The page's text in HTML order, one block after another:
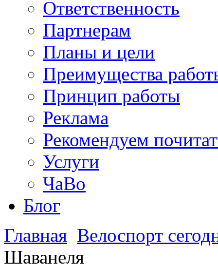
Ответственность
Партнерам
Планы и цели
Преимущества
Принцип работы
Реклама
Рекомендуем
Услуги
ЧаВо
Блог
Главная Велоспорт
Шаванеля